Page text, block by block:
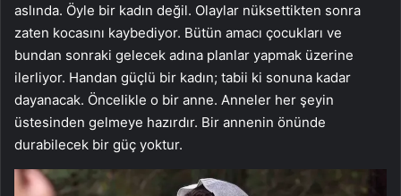
aslında. Öyle bir kadın değil. Olaylar nüksettikten sonra
zaten kocasını kaybediyor. Bütün amacı çocukları ve
bundan sonraki gelecek adına planlar yapmak üzerine
ilerliyor. Handan güçlü bir kadın; tabii ki sonuna kadar
dayanacak. Öncelikle o bir anne. Anneler her şeyin
üstesinden gelmeye hazırdır. Bir annenin önünde
durabilecek bir güç yoktur.